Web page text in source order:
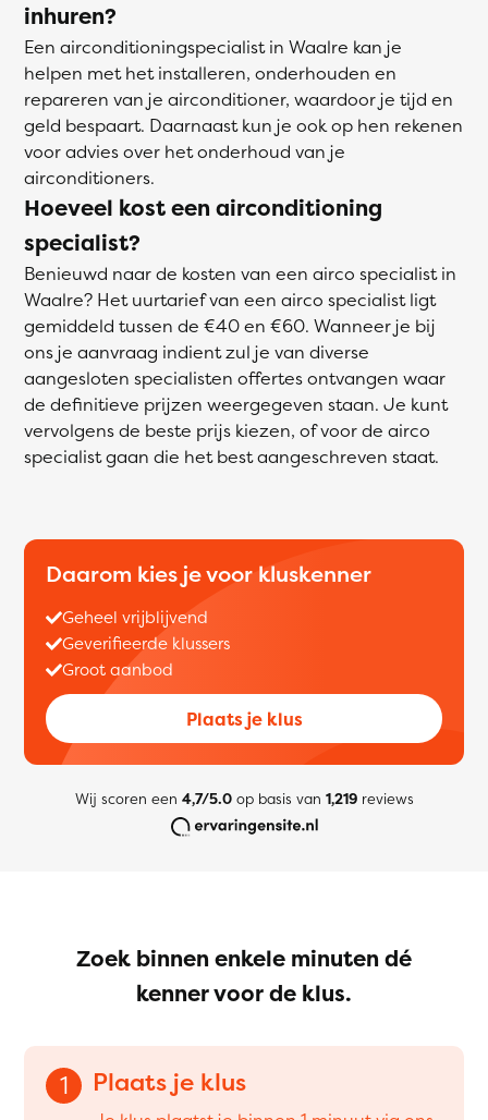
inhuren?
Een airconditioningspecialist in Waalre kan je
helpen met het installeren, onderhouden en
repareren van je airconditioner, waardoor je tijd en
geld bespaart. Daarnaast kun je ook op hen rekenen
voor advies over het onderhoud van je
airconditioners.
Hoeveel kost een airconditioning
specialist?
Benieuwd naar de kosten van een airco specialist in
Waalre? Het uurtarief van een airco specialist ligt
gemiddeld tussen de €40 en €60. Wanneer je bij
ons je aanvraag indient zul je van diverse
aangesloten specialisten offertes ontvangen waar
de definitieve prijzen weergegeven staan. Je kunt
vervolgens de beste prijs kiezen, of voor de airco
specialist gaan die het best aangeschreven staat.
Daarom kies je voor kluskenner
Geheel vrijblijvend
Geverifieerde klussers
Groot aanbod
Plaats je klus
Wij scoren een 4,7/5.0op basis van 1,219reviews
Zoek binnen enkele minuten dé
kenner voor de klus.
1 Plaats je klus